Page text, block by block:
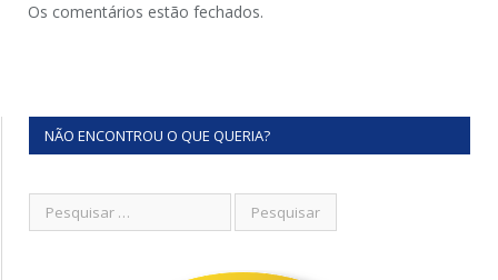
Os comentários estão fechados.
NÃO ENCONTROU O QUE QUERIA?